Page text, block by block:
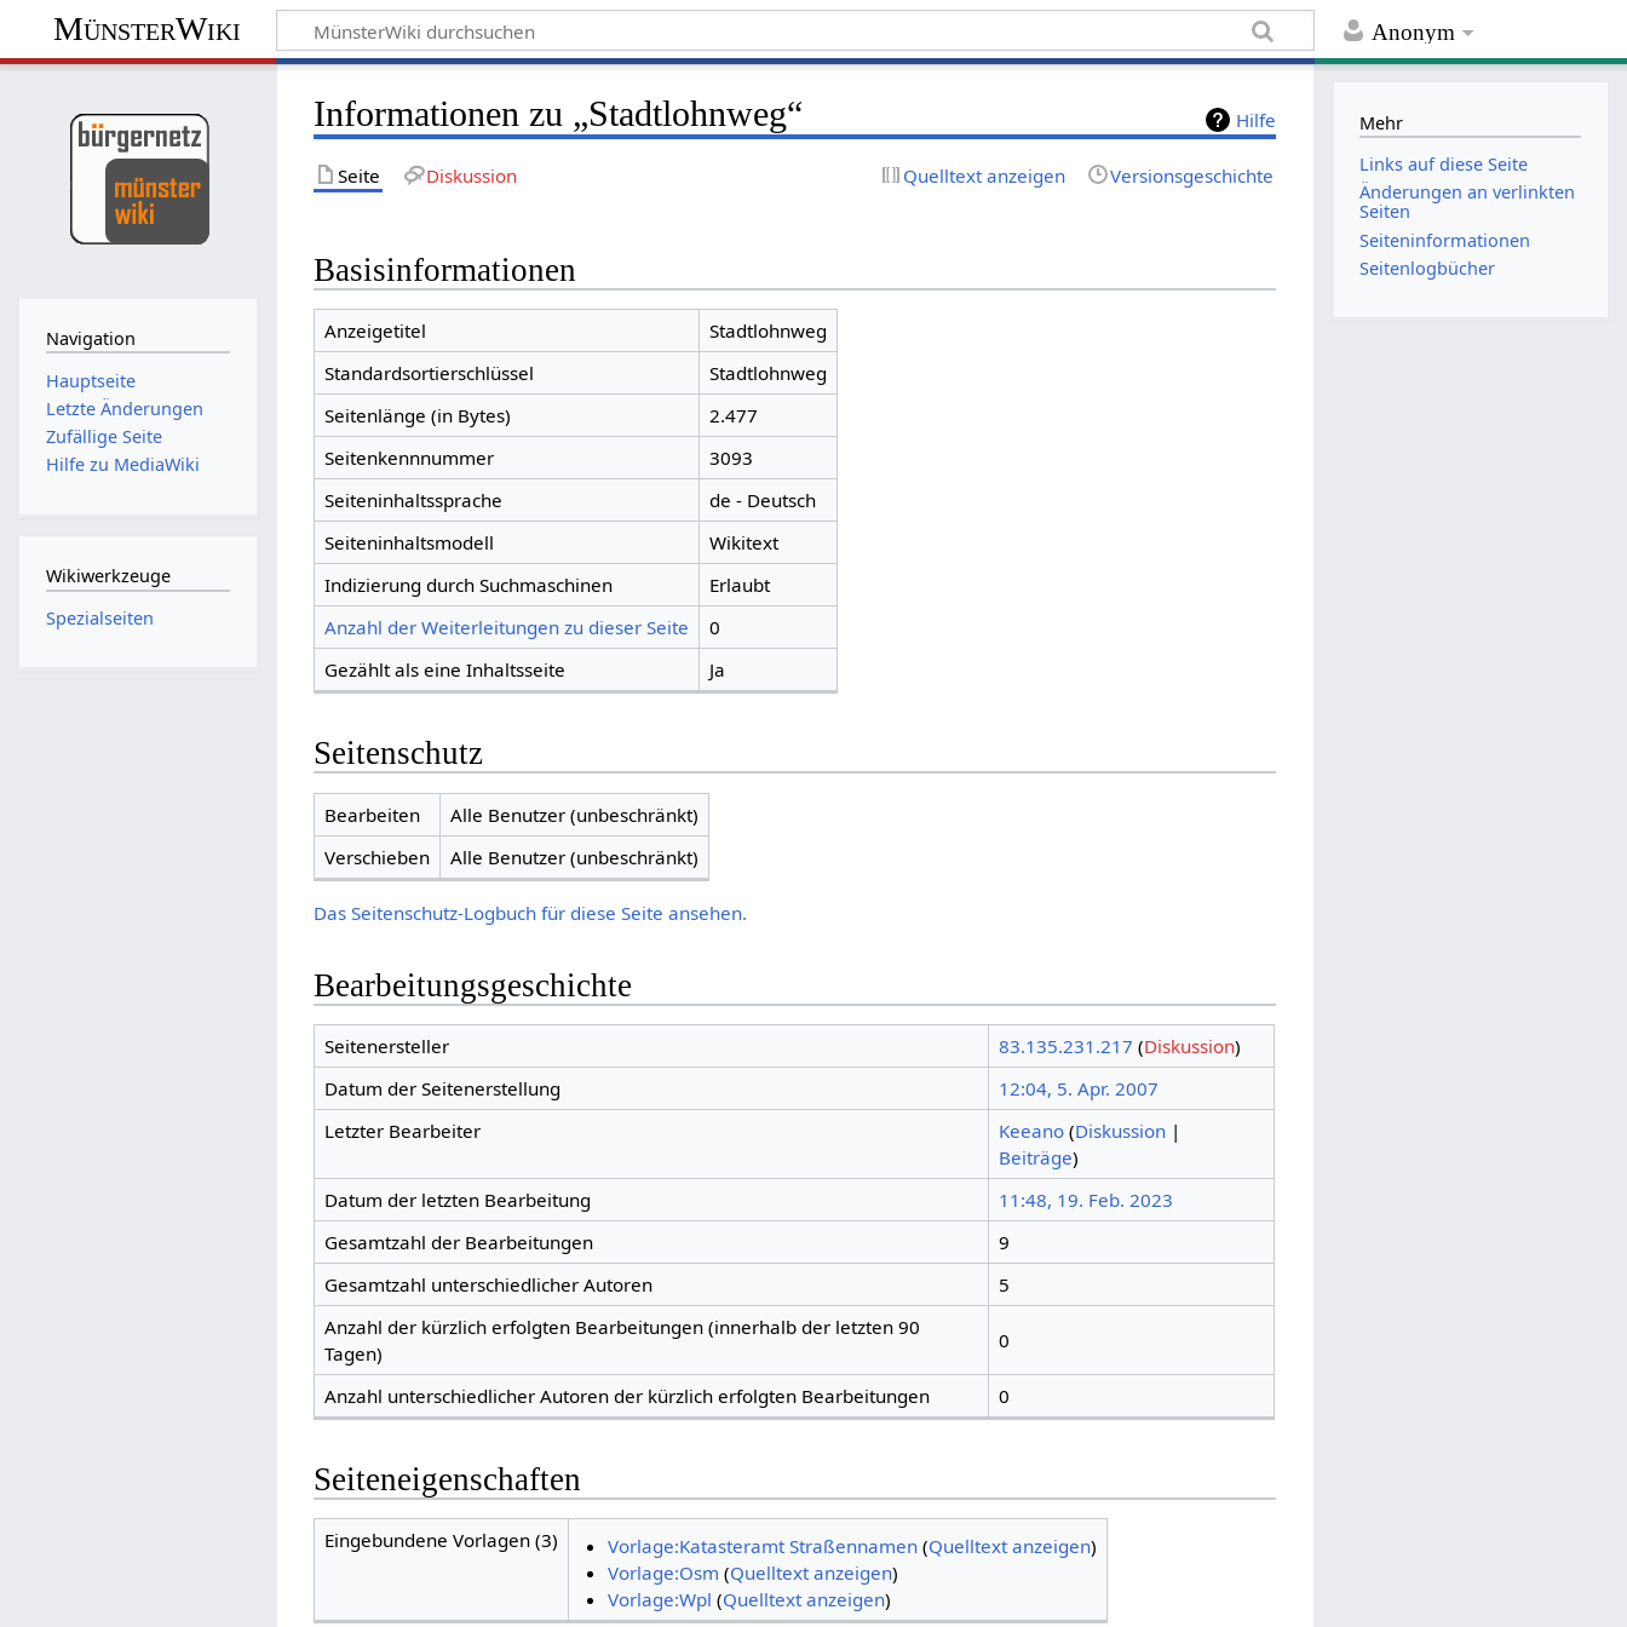
Anonym
MünsterWiki
Hilfe
Informationen zu „Stadtlohnweg“
Seite Diskussion Quelltext anzeigen Versionsgeschichte
Basisinformationen
Anzeigetitel
Stadtlohnweg
Standardsortierschlüssel
Stadtlohnweg
Seitenlänge (in Bytes)
2.477
Seitenkennnummer
3093
Seiteninhaltssprache
de - Deutsch
Seiteninhaltsmodell
Wikitext
Indizierung durch Suchmaschinen
Erlaubt
Anzahl der Weiterleitungen zu dieser Seite
0
Gezählt als eine Inhaltsseite
Ja
Seitenschutz
Bearbeiten
Alle Benutzer (unbeschränkt)
Verschieben
Alle Benutzer (unbeschränkt)
Das Seitenschutz-Logbuch für diese Seite ansehen.
Bearbeitungsgeschichte
Seitenersteller 83.135.231.217 (Diskussion)
Datum der Seitenerstellung
12:04, 5. Apr. 2007
Letzter Bearbeiter
Keeano (Diskussion|
Beiträge)
Datum der letzten Bearbeitung
11:48, 19. Feb. 2023
Gesamtzahl der Bearbeitungen
9
Gesamtzahl unterschiedlicher Autoren
5
Anzahl der kürzlich erfolgten Bearbeitungen (innerhalb der letzten 90
Tagen)
0
Anzahl unterschiedlicher Autoren der kürzlich erfolgten Bearbeitungen 0
Seiteneigenschaften
Eingebundene Vorlagen (3) Vorlage:Katasteramt Straßennamen (Quelltext anzeigen)
Vorlage:Osm (Quelltext anzeigen)
Vorlage:Wpl (Quelltext anzeigen)
Navigation
Hauptseite
Letzte Änderungen
Zufällige Seite
Hilfe zu MediaWiki
Wikiwerkzeuge
Spezialseiten
Mehr
Links auf diese Seite
Änderungen an verlinkten
Seiten
Seiten­informationen
Seitenlogbücher